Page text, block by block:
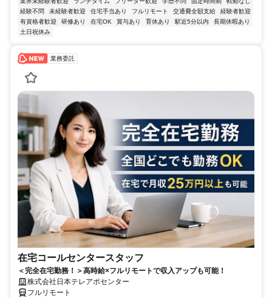
経験不問
未経験者歓迎 住宅手当あり フルリモート 交通費全額支給
経験者歓迎
有資格者歓迎
研修あり 在宅OK 賞与あり 育休あり 駅近5分以内
長期休暇あり
土日祝休み
業務委託
在宅コールセンタースタッフ
＜完全在宅勤務！＞高時給×フルリモートで収入アップも可能！
株式会社日本テレアポセンター
フルリモート